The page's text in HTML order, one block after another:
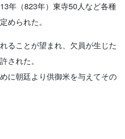
年（823年）東寺50人など各種
められた。
ることが望まれ、欠員が生じた
された。
に朝廷より供御米を与えてその